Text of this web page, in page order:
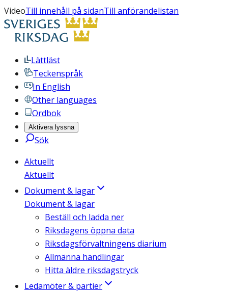
VideoTill innehåll på sidanTill anförandelistan
Lättläst
Teckenspråk
In English
Other languages
Ordbok
Aktivera lyssna
Sök
Aktuellt
Aktuellt
Dokument & lagar
Dokument & lagar
Beställ och ladda ner
Riksdagens öppna data
Riksdagsförvaltningens diarium
Allmänna handlingar
Hitta äldre riksdagstryck
Ledamöter & partier